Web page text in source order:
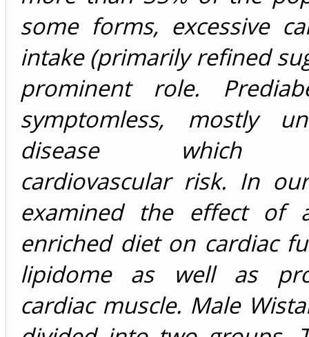
some forms, excessive
intake (primarily refined
prominent role.
symptomless, mostly
disease which
cardiovascular risk. In
examined the effect of
enriched diet on cardiac
lipidome as well as
cardiac muscle. Male